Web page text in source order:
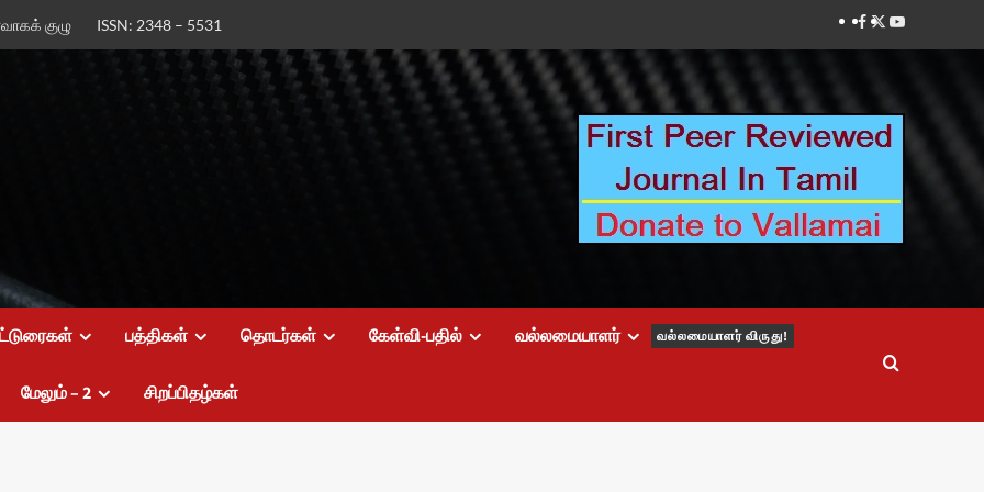
குழு ISSN: 2348 – 5531 Facebook
TwitterYoutube
பத்திகள் தொடர்கள் கேள்வி-பதில் வல்லமையாளர் வல்லமையாளர் விருது!
மேலும் – 2 சிறப்பிதழ்கள்